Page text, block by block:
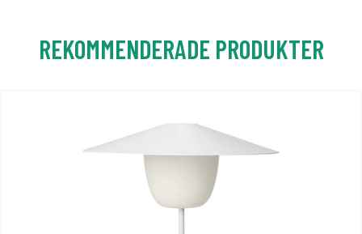
REKOMMENDERADE PRODUKTER